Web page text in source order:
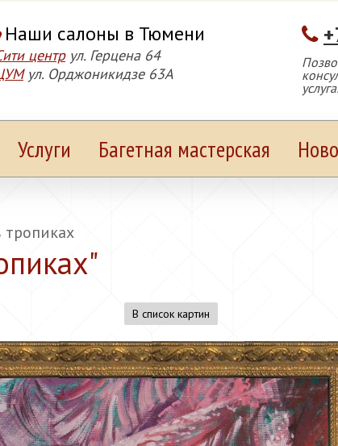
Наши салоны в Тюмени
центр ул. Герцена 64
ул. Орджоникидзе 63А
Услуги Багетная мастерская
"
В список картин